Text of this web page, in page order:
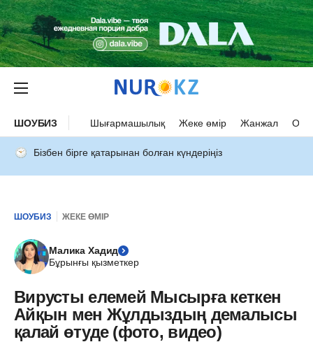
ШОУБИЗ Шығармашылық Жеке өмір Жанжал
Бізбен бірге қатарынан болған күндеріңіз
ШОУБИЗ ЖЕКЕ ӨМІР
Малика Хадид
Бұрынғы қызметкер
Вирусты елемей Мысырға кеткен
Айқын мен Жұлдыздың демалысы
қалай өтуде (фото, видео)